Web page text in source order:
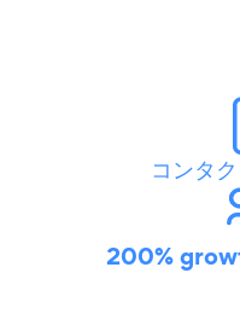
コンタ
200%